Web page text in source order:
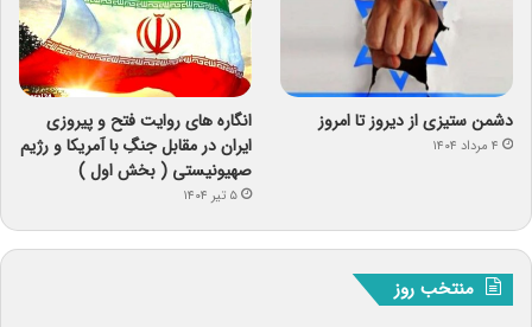
دشمن ستیزی از دیروز تا امروز
۴ مرداد ۱۴۰۴
انگاره های روایت فتح و پیروزی
ایران در مقابل جنگِ با آمریکا و رژیم
صهیونیستی ( بخش اول )
۵ تیر ۱۴۰۴
منتخب روز